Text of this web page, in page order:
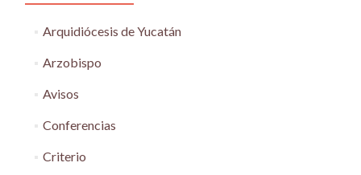
Arquidiócesis de Yucatán
Arzobispo
Avisos
Conferencias
Criterio